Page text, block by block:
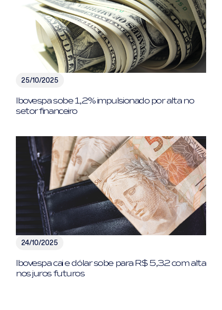
25/10/2025
Ibovespa sobe 1,2% impulsionado por alta no
setor financeiro
24/10/2025
Ibovespa cai e dólar sobe para R$ 5,32 com alta
nos juros futuros